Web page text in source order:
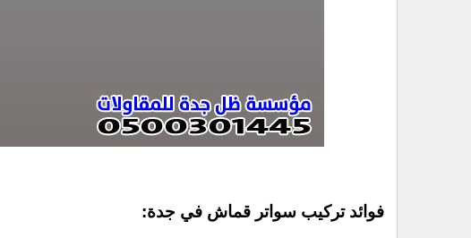
فوائد تركيب سواتر قماش في جدة: